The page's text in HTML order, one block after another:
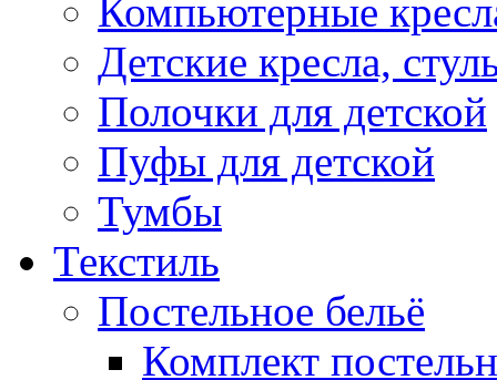
Компьютерные
Детские кресла,
Полочки для детской
Пуфы для детской
Тумбы
Текстиль
Постельное бельё
Комплект